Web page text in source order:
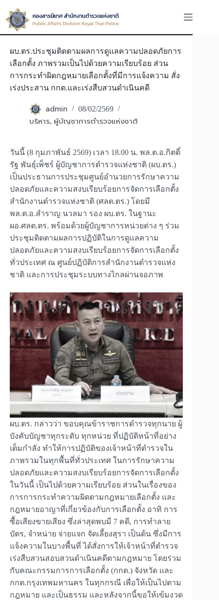
to
content
ผบ.ตร.ประชุมติดตามผลการดูแลความปลอดภัยการ
เลือกตั้ง ภาพรวมเป็นไปด้วยความเรียบร้อย ส่วน
การกระทำผิดกฎหมายเลือกตั้งที่มีการแจ้งความ สั่ง
เร่งประสาน กกต.และเร่งสืบสวนดำเนินคดี
admin 08/02/2569
บริหาร, ผู้บัญชาการตำรวจแห่งชาติ
วันนี้ (8 กุมภาพันธ์ 2569) เวลา 18.00 น. พล.ต.อ.กิตติ์
รัฐ พันธุ์เพ็ชร์ ผู้บัญชาการตำรวจแห่งชาติ (ผบ.ตร.)
เป็นประธานการประชุมศูนย์อำนวยการรักษาความ
ปลอดภัยและความสงบเรียบร้อยการจัดการเลือกตั้ง
สำนักงานตำรวจแห่งชาติ (ศลต.ตร.) โดยมี
พล.ต.อ.สำราญ นวลมา รอง ผบ.ตร. ในฐานะ
ผอ.ศลต.ตร. พร้อมด้วยผู้บัญชาการหน่วยต่าง ๆ ร่วม
ประชุมติดตามผลการปฏิบัติในการดูแลความ
ปลอดภัยและความสงบเรียบร้อยการจัดการเลือกตั้ง
ทั่วประเทศ ณ ศูนย์ปฏิบัติการสำนักงานตำรวจแห่ง
ชาติ และการประชุมระบบทางไกลผ่านจอภาพ
ผบ.ตร. กล่าวว่า ขอบคุณข้าราชการตำรวจทุกนาย ผู้
บังคับบัญชาทุกระดับ ทุกหน่วย ที่ปฏิบัติหน้าที่อย่าง
เต็มกำลัง ทำให้การปฏิบัติของเจ้าหน้าที่ตำรวจใน
ภาพรวมในทุกพื้นที่ทั่วประเทศ ในการรักษาความ
ปลอดภัยและความสงบเรียบร้อยการจัดการเลือกตั้ง
ในวันนี้ เป็นไปด้วยความเรียบร้อย ส่วนในเรื่องของ
การการกระทำความผิดตามกฎหมายเลือกตั้ง และ
กฎหมายอาญาที่เกี่ยวข้องกับการเลือกตั้ง อาทิ การ
ซื้อเสียงขายเสียง ซึ่งล่าสุดพบมี 7 คดี, การทำลาย
บัตร, จำหน่าย จ่ายแจก จัดเลี้ยงสุรา เป็นต้น ซึ่งมีการ
แจ้งความในบางพื้นที่ ได้สั่งการให้เจ้าหน้าที่ตำรวจ
เร่งสืบสวนสอบสวนดำเนินคดีตามกฎหมาย โดยร่วม
กับคณะกรรมการการเลือกตั้ง (กกต.) จังหวัด และ
กกต.กรุงเทพมหานคร ในทุกกรณี เพื่อให้เป็นไปตาม
กฎหมาย และเป็นธรรม และหลังจากนี้ขอให้เข้มงวด